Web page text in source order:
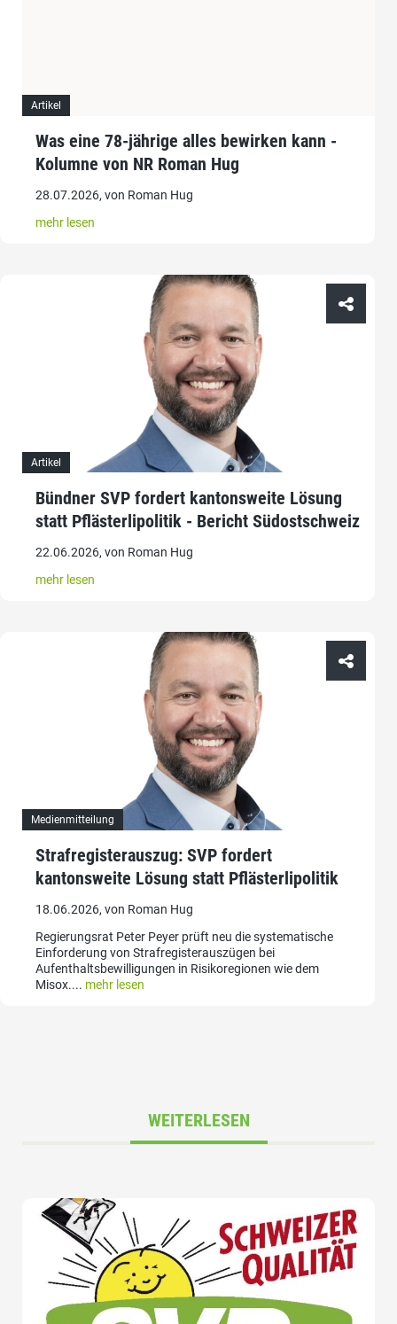
Artikel
Was eine 78-jährige alles bewirken kann -
Kolumne von NR Roman Hug
28.07.2026, von Roman Hug
mehr lesen
Artikel
Bündner SVP fordert kantonsweite Lösung
statt Pflästerlipolitik - Bericht Südostschweiz
22.06.2026, von Roman Hug
mehr lesen
Medienmitteilung
Strafregisterauszug: SVP fordert
kantonsweite Lösung statt Pflästerlipolitik
18.06.2026, von Roman Hug
Regierungsrat Peter Peyer prüft neu die systematische
Einforderung von Strafregisterauszügen bei
Aufenthaltsbewilligungen in Risikoregionen wie dem
Misox.... mehr lesen
WEITERLESEN